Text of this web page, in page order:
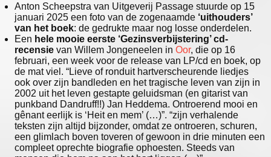
Anton Scheepstra van Uitgeverij Passage stuurde op 15
januari 2025 een foto van de zogenaamde ‘uithouders’
van het boek: de gedrukte maar nog losse onderdelen.
Een hele mooie eerste ‘Gezinsverbijstering’ cd-
recensie van Willem Jongeneelen in Oor, die op 16
februari, een week voor de release van LP/cd en boek, op
de mat viel. “Lieve of ronduit hartverscheurende liedjes
ook over zijn bandleden en het tragische leven van zijn in
2002 uit het leven gestapte geluidsman (en gitarist van
punkband Dandruff!!) Jan Heddema. Ontroerend mooi en
gênant eerlijk is ‘Heit en mem’ (…)”. “zijn verhalende
teksten zijn altijd bijzonder, omdat ze ontroeren, schuren,
een glimlach boven toveren of gewoon in drie minuten een
compleet oprechte biografie ophoesten. Steeds van